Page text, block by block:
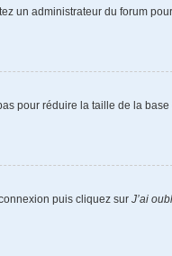
un administrateur du forum
pour réduire la taille de la
puis cliquez sur J’ai